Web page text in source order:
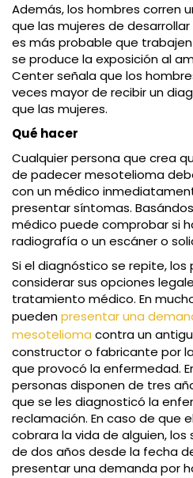
Además, los hombres corren
que las mujeres de
es más probable que
se produce la exposición al
Center señala que los
veces mayor de recibir un
que las mujeres.
Qué hacer
Cualquier persona que crea
de padecer mesotelioma
con un médico
presentar síntomas.
médico puede comprobar si
radiografía o un escáner o
Si el diagnóstico se repite,
considerar sus opciones
tratamiento médico. En
puedenpresentar una
mesotelioma contra un
constructor o fabricante por
que provocó la enfermedad.
personas disponen de tres
que se les diagnosticó la
reclamación. En caso de que
cobrara la vida de alguien,
de dos años desde la fecha
presentar una demanda por